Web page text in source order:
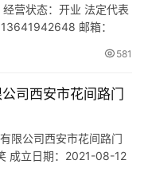
营状态：开业 法定代表
邮箱：
69号西安创新设计中心
581
司西安市花间路门
限公司西安市花间路门
成立日期：2021-08-12